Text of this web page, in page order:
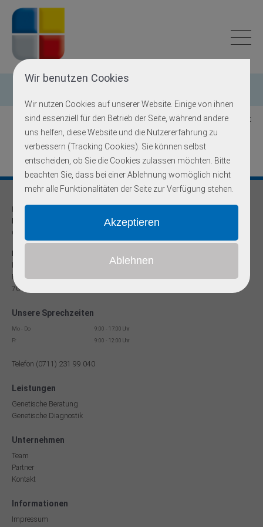
Wir benutzen Cookies
Wir nutzen Cookies auf unserer Website. Einige von ihnen
sind essenziell für den Betrieb der Seite, während andere
uns helfen, diese Website und die Nutzererfahrung zu
verbessern (Tracking Cookies). Sie können selbst
entscheiden, ob Sie die Cookies zulassen möchten. Bitte
beachten Sie, dass bei einer Ablehnung womöglich nicht
mehr alle Funktionalitäten der Seite zur Verfügung stehen.
Zurück zur Übersicht
Praxis für
Humangenetik und Prävention
Onkogenetische Schwerpunktpraxis
Dr. med Robert Hering
Facharzt für Humangenetik
Reinsburgstr. 13
70178 Stuttgart
Unsere Sprechzeiten
Mo - Do
9:00 - 17:00 Uhr
Fr
9:00 - 12:00 Uhr
Telefon (0711) 231 99 040
Leistungen
Genetische Beratung
Genetische Diagnostik
Unternehmen
Team
Partner
Kontakt
Informationen
Impressum